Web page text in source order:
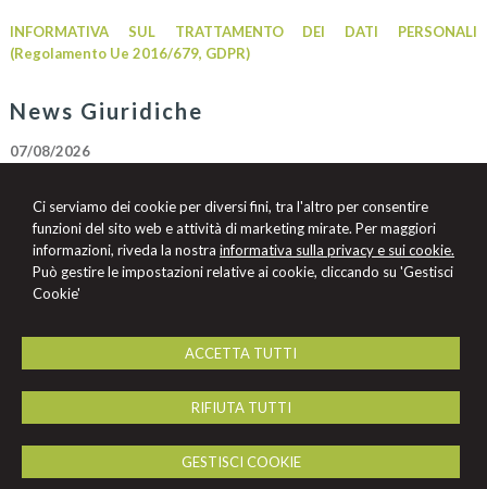
Ci serviamo dei cookie per diversi fini, tra l'altro per consentire
funzioni del sito web e attività di marketing mirate. Per maggiori
informazioni, riveda la nostra informativa sulla privacy e sui cookie.
Può gestire le impostazioni relative ai cookie, cliccando su 'Gestisci
Cookie'
ACCETTA TUTTI
RIFIUTA TUTTI
GESTISCI COOKIE
INFORMATIVA SUL TRATTAMENTO DEI DATI PERSONALI
(Regolamento Ue 2016/679, GDPR)
News Giuridiche
07/08/2026
07/08/2026
AI Act: ok definitivo ai decreti su governance e attività di polizia. Il Cdm
vara la riforma del sistema 231
07/08/2026
Studio Legale
Via del Sole, 8 -Perugia06122,PG
0755732988